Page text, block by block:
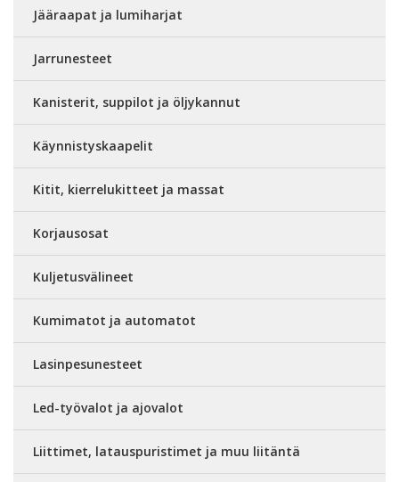
Jääraapat ja lumiharjat
Jarrunesteet
Kanisterit, suppilot ja öljykannut
Käynnistyskaapelit
Kitit, kierrelukitteet ja massat
Korjausosat
Kuljetusvälineet
Kumimatot ja automatot
Lasinpesunesteet
Led-työvalot ja ajovalot
Liittimet, latauspuristimet ja muu liitäntä